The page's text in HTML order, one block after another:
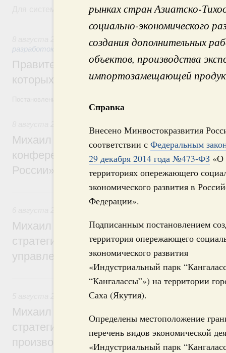
рынках стран Азиатско-
социально-экономического
создания дополнительных
объектов, производства
импортозамещающей
Справка
Внесено Минвостокразвития
соответствии с Федеральным
29 декабря 2014 года №473-ФЗ «О
территориях опережающего
экономического развития в
Федерации».
Подписанным постановлением
территория опережающего
экономического развития
«Индустриальный парк
“Кангалассы”») на территории
Саха (Якутия).
Определены местоположение
перечень видов экономической
«Индустриальный парк
Для системного поиска перейдите в раздел "Поиск по
8 августа, суббота
Государственная политика в сфере
разработок
Правительство расширило перечень
которых освобождаются от НДФЛ
Михаил Мишустин дал поручения по
конференции «Цифровая индустрия
России»
6 августа, четверг
Михаил Мишустин дал поручения по
стратегической сессии о
управления научно-технологическим
5 августа, среда
Вопросы производительности труда и
Михаил Мишустин дал поручения по
стратегической сессии, посвящённой
производительности труда